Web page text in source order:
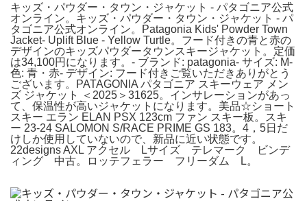
キッズ・パウダー・タウン・ジャケット - パタゴニア公式
オンライン。キッズ・パウダー・タウン・ジャケット - パ
タゴニア公式オンライン。Patagonia Kids' Powder Town
Jacket- Uplift Blue - Yellow Turtle。フード付きの青と赤の
デザインのキッズパウダータウンスキージャケット。定価
は34,100円になります。- ブランド: patagonia- サイズ: M-
色: 青・赤- デザイン: フード付きご覧いただきありがとう
ございます。PATAGONIA パタゴニア スキーウェア メン
ズ ジャケット ＜2025＞31625。インサレーションがあっ
て、保温性が高いジャケットになります。美品☆ショート
スキー エラン ELAN PSX 123cm ファン スキー板。スキ
ー 23-24 SALOMON S/RACE PRIME GS 183。4，5日だ
けしか使用していないので、新品に近い状態です。
22designs AXL アクセル Lサイズ テレマーク ビンデ
ィング 中古。ロッテフェラー フリーダム L。